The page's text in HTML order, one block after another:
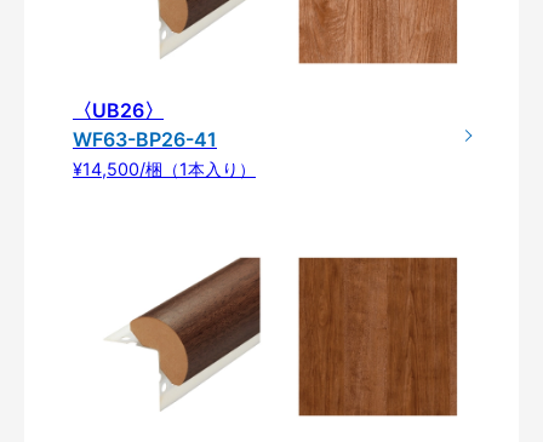
〈UB26〉
WF63-BP26-41
¥14,500/梱（1本入り）